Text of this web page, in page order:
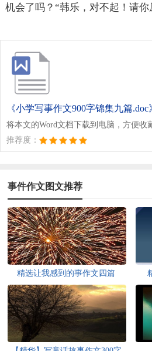
机会了吗？“韩乐，对不起！请
《小学写事作文900字锦集九篇.doc
将本文的Word文档下载到电脑，方便收
推荐度：
事件作文图文推荐
精选让我感到的事作文四篇